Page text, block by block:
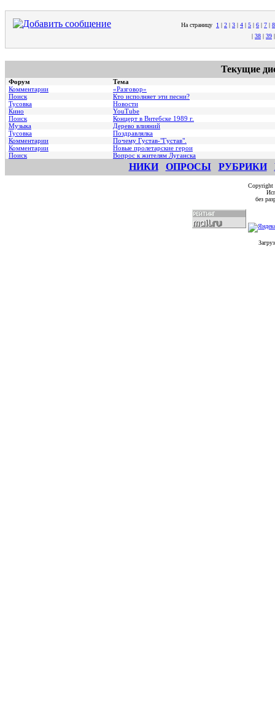
На страницу 1 | 2 | 3 | 4 | 5 | 6 | 7 | 8
| 38 | 39
Текущие
Форум
Тема
Комментарии
«Разговор»
Поиск
Кто исполняет эти песни?
Тусовка
Новости
Кино
YouTube
Поиск
Концерт в Витебске 1989 г.
Музыка
Дерево влияний
Тусовка
Поздравлялка
Комментарии
Почему Густав-"Густав".
Комментарии
Hовые пролетарские герои
Поиск
Вопрос к жителям Луганска
НИКИ ОПРОСЫ РУБРИКИ
без